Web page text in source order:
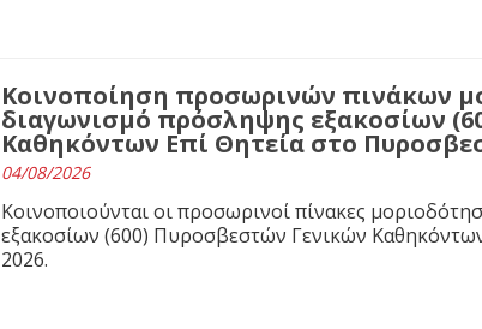
Κοινοποίηση προσωρινών πινάκων
διαγωνισμό πρόσληψης εξακοσίων
Καθηκόντων Επί Θητεία στο
04/08/2026
Κοινοποιούνται οι προσωρινοί πίνακες
εξακοσίων (600) Πυροσβεστών Γενικών
2026.